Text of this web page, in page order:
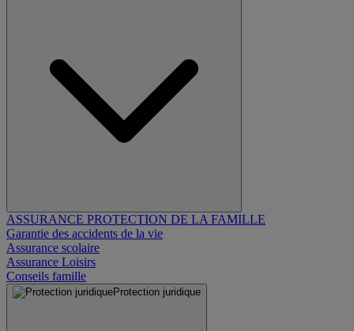
ASSURANCE PROTECTION DE LA FAMILLE
Garantie des accidents de la vie
Assurance scolaire
Assurance Loisirs
Conseils famille
Protection juridique